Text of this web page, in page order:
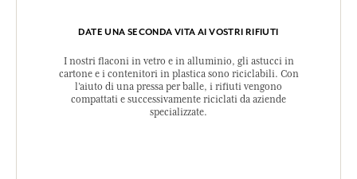
DATE UNA SECONDA VITA AI VOSTRI RIFIUTI
I nostri flaconi in vetro e in alluminio, gli astucci in
cartone e i contenitori in plastica sono riciclabili. Con
l’aiuto di una pressa per balle, i rifiuti vengono
compattati e successivamente riciclati da aziende
specializzate.